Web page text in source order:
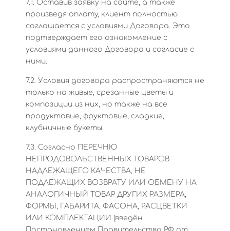
7.1. Оставив заявку на сайте, а также
произведя оплату, клиент полностью
соглашается с условиями Договора. Это
подтверждает его ознакомление с
условиями данного Договора и согласие с
ними.
7.2. Условия договора распространяются не
только на живые, срезанные цветы и
композиции из них, но также на все
продуктовые, фруктовые, сладкие,
клубничные букеты.
7.3. Согласно ПЕРЕЧНЮ
НЕПРОДОВОЛЬСТВЕННЫХ ТОВАРОВ
НАДЛЕЖАЩЕГО КАЧЕСТВА, НЕ
ПОДЛЕЖАЩИХ ВОЗВРАТУ ИЛИ ОБМЕНУ НА
АНАЛОГИЧНЫЙ ТОВАР ДРУГИХ РАЗМЕРА,
ФОРМЫ, ГАБАРИТА, ФАСОНА, РАСЦВЕТКИ
ИЛИ КОМПЛЕКТАЦИИ (введён